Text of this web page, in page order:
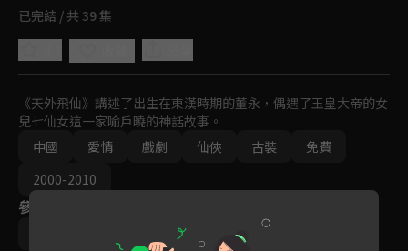
已完結 / 共 39 集
《天外飛仙》講述了出生在東漢時期的董永，偶遇了玉皇大帝的女
兒七仙女這一家喻戶曉的神話故事。
中國
愛情 戲劇 仙俠 古裝
免費
2000-2010
參與演員
竇智孔 韓雪